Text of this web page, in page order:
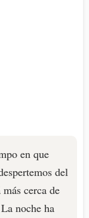
en que
del
cerca de
noche ha